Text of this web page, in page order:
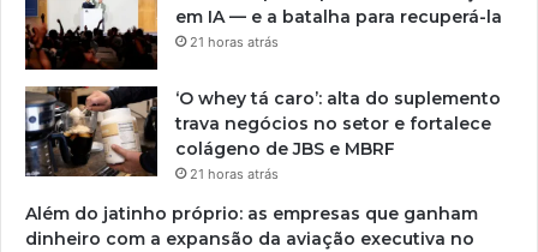
em IA — e a batalha para recuperá-la
21 horas atrás
‘O whey tá caro’: alta do suplemento
trava negócios no setor e fortalece
colágeno de JBS e MBRF
21 horas atrás
Além do jatinho próprio: as empresas que ganham
dinheiro com a expansão da aviação executiva no